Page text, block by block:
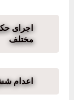
مختلف
اعدام شش